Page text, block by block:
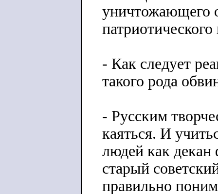
уничтожающего
- Как следует
такого рода
- Русским
каяться. И
людей как
старый
правильно